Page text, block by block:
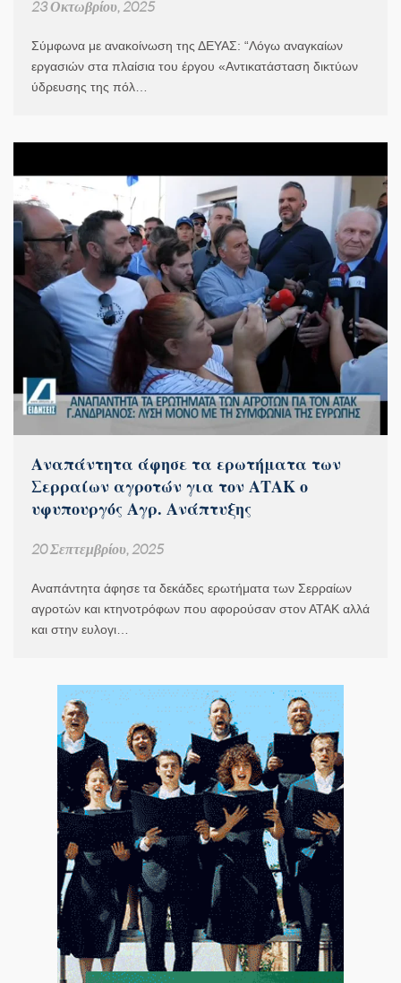
23 Οκτωβρίου, 2025
Σύμφωνα με ανακοίνωση της ΔΕΥΑΣ: “Λόγω αναγκαίων
εργασιών στα πλαίσια του έργου «Αντικατάσταση δικτύων
ύδρευσης της πόλ…
Αναπάντητα άφησε τα ερωτήματα των
Σερραίων αγροτών για τον ΑΤΑΚ ο
υφυπουργός Αγρ. Ανάπτυξης
20 Σεπτεμβρίου, 2025
Αναπάντητα άφησε τα δεκάδες ερωτήματα των Σερραίων
αγροτών και κτηνοτρόφων που αφορούσαν στον ΑΤΑΚ αλλά
και στην ευλογι…